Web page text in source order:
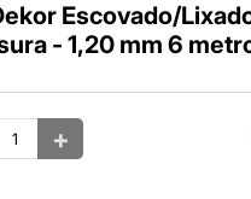
Escovado/
- 1,20 mm 6
+